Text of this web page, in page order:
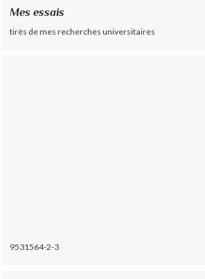
Mes essais
tirés de mes recherches universitaires
9531564-2-3